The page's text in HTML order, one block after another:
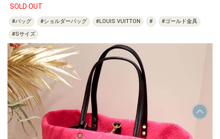
SOLD OUT
#バッグ #ショルダーバッグ #LOUIS VUITTON #
#ゴールド金具
#Sサイズ